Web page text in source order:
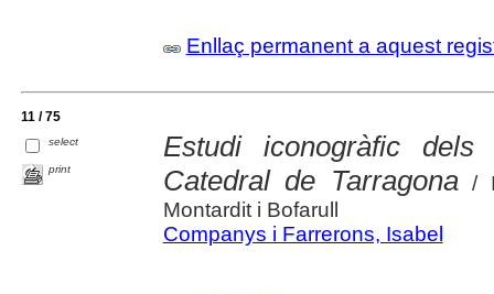
Enllaç permanent a aquest
11 / 75
select
print
Estudi iconogràfic
Catedral de Tarragona /
Montardit i Bofarull
Companys i Farrerons, Isabel